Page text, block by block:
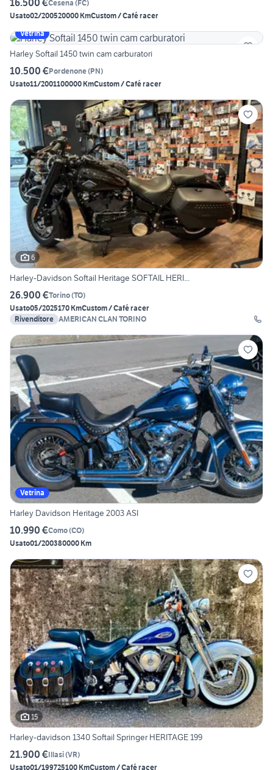
16.500 €Cesena (FC)
Usato02/200520000 KmCustom / Café racer
Vetrina
Harley Softail 1450 twin cam carburatori
10.500 €Pordenone(PN)
Usato11/2001100000 KmCustom / Café racer
6
Harley-Davidson Softail Heritage SOFTAIL HERI...
26.900 €Torino(TO)
Usato05/2025170 KmCustom / Café racer
Rivenditore AMERICAN CLAN TORINO
Vetrina
Harley Davidson Heritage 2003 ASI
10.990 €Como(CO)
Usato01/200380000 Km
15
Harley-davidson 1340 Softail Springer HERITAGE 199
21.900 €Illasi(VR)
Usato01/199725100 KmCustom / Café racer